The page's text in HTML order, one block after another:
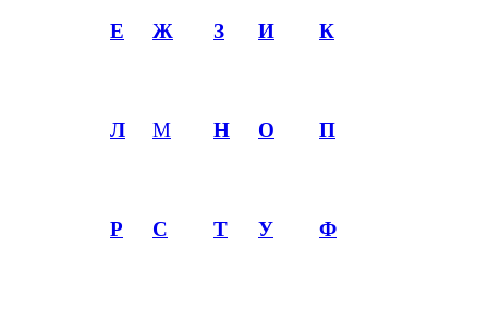
Е Ж З И К
Л М Н О П
Р С Т У Ф